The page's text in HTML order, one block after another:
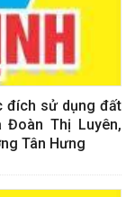
đích sử dụng đất
Thị Luyên,
Tân Hưng